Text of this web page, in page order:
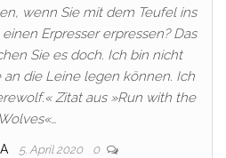
wenn Sie mit dem Teufel ins
Erpresser erpressen? Das
Sie es doch. Ich bin nicht
an die Leine legen können. Ich
Zitat aus »Run with the
Wolves«…
5. April 2020 0